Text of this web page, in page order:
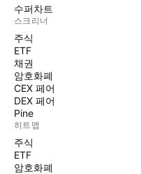
수퍼차트
스크리너
주식
ETF
채권
암호화폐
CEX 페어
DEX 페어
Pine
히트맵
주식
ETF
암호화폐